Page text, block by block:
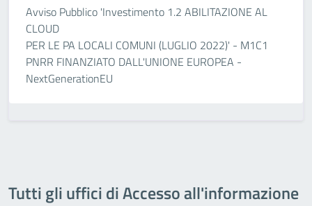
Avviso Pubblico 'Investimento 1.2 ABILITAZIONE AL
CLOUD
PER LE PA LOCALI COMUNI (LUGLIO 2022)' - M1C1
PNRR FINANZIATO DALL'UNIONE EUROPEA -
NextGenerationEU
Tutti gli uffici di Accesso all'informazione